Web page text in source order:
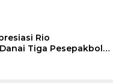
Rio
Tiga Pesepakbola